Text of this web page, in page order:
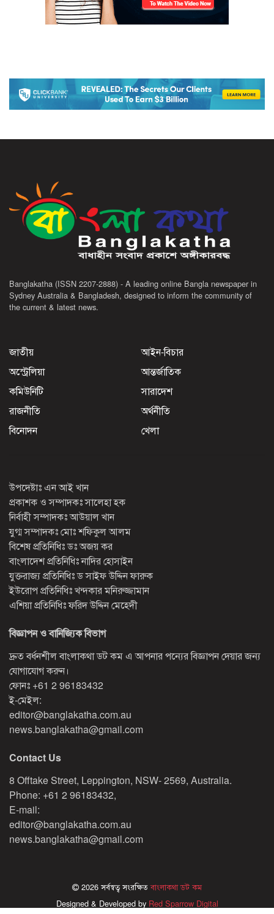
Banglakatha (ISSN 2207-2888) - A leading online Bangla newspaper in
Sydney Australia & Bangladesh, designed to inform the community of
the current & latest news.
জাতীয়
আইন-বিচার
অস্ট্রেলিয়া
আন্তর্জাতিক
কমিউনিটি
সারাদেশ
রাজনীতি
অর্থনীতি
বিনোদন
খেলা
উপদেষ্টাঃ এন আই খান
প্রকাশক ও সম্পাদকঃ সালেহা হক
নির্বাহী সম্পাদকঃ আউয়াল খান
যুগ্ম সম্পাদকঃ মোঃ শফিকুল আলম
বিশেষ প্রতিনিধিঃ ডঃ অজয় কর
বাংলাদেশ প্রতিনিধিঃ নাদির হোসাইন
যুক্তরাজ্য প্রতিনিধিঃ ড সাইফ উদ্দিন ফারুক
ইউরোপ প্রতিনিধিঃ খন্দকার মনিরুজ্জামান
এশিয়া প্রতিনিধিঃ ফরিদ উদ্দিন মেহেদী
বিজ্ঞাপন ও বানিজ্যিক বিভাগ
দ্রুত বর্ধনশীল বাংলাকথা ডট কম এ আপনার পন্যের বিজ্ঞাপন দেয়ার জন্য
যোগাযোগ করুন।
ফোনঃ +61 2 96183432
ই-মেইল:
editor@banglakatha.com.au
news.banglakatha@gmail.com
Contact Us
8 Offtake Street, Leppington, NSW- 2569, Australia.
Phone: +61 2 96183432,
E-mail:
editor@banglakatha.com.au
news.banglakatha@gmail.com
2026 সর্বস্বত্ব সংরক্ষিতবাংলাকথা ডট কম
Designed & Developed by Red Sparrow Digital